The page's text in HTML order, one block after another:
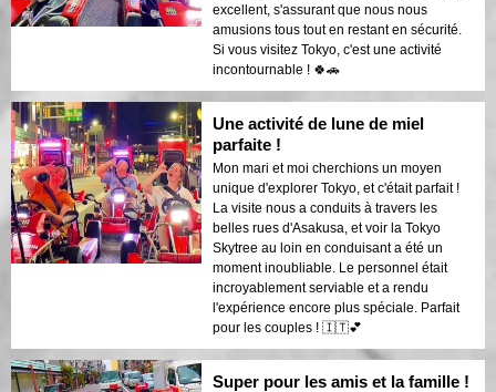
excellent, s'assurant que nous nous
amusions tous tout en restant en sécurité.
Si vous visitez Tokyo, c'est une activité
incontournable ! 🍀🚗
Une activité de lune de miel
parfaite !
Mon mari et moi cherchions un moyen
unique d'explorer Tokyo, et c'était parfait !
La visite nous a conduits à travers les
belles rues d'Asakusa, et voir la Tokyo
Skytree au loin en conduisant a été un
moment inoubliable. Le personnel était
incroyablement serviable et a rendu
l'expérience encore plus spéciale. Parfait
pour les couples ! 🇮🇹💕
Super pour les amis et la famille !